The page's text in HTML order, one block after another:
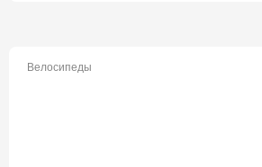
Велосипеды